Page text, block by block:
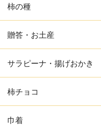
柿の種
贈答・お土産
サラピーナ・揚げおかき
柿チョコ
巾着